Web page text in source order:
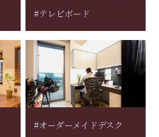
#テレビボード
#オーダーメイドデスク